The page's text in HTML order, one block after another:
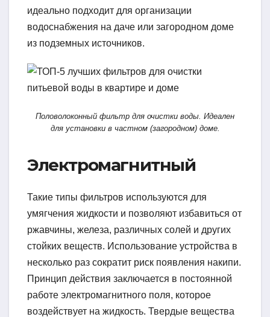
идеально подходит для организации
водоснабжения на даче или загородном доме
из подземных источников.
Половолоконный фильтр для очистки воды. Идеален
для установки в частном (загородном) доме.
Электромагнитный
Такие типы фильтров используются для
умягчения жидкости и позволяют избавиться от
ржавчины, железа, различных солей и других
стойких веществ. Использование устройства в
несколько раз сократит риск появления накипи.
Принцип действия заключается в постоянной
работе электромагнитного поля, которое
воздействует на жидкость. Твердые вещества